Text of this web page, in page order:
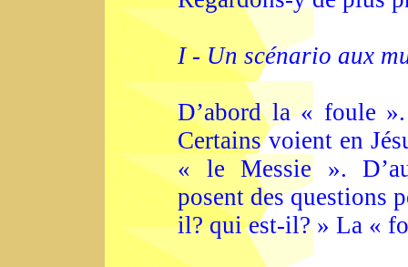
I - Un scénario aux
D’abord la « foule
Certains voient en
« le Messie ».
posent des questions
il? qui est-il? » La «